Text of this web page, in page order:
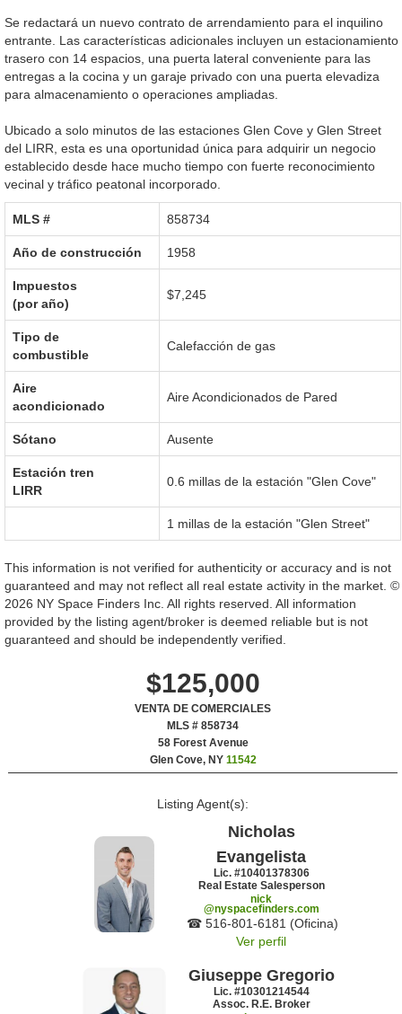
Se redactará un nuevo contrato de arrendamiento para el inquilino
entrante. Las características adicionales incluyen un estacionamiento
trasero con 14 espacios, una puerta lateral conveniente para las
entregas a la cocina y un garaje privado con una puerta elevadiza
para almacenamiento o operaciones ampliadas.
Ubicado a solo minutos de las estaciones Glen Cove y Glen Street
del LIRR, esta es una oportunidad única para adquirir un negocio
establecido desde hace mucho tiempo con fuerte reconocimiento
vecinal y tráfico peatonal incorporado.
MLS #‎ 858734
Año de construcción 1958
Impuestos
(por año)
$7,245
Tipo de
combustible
Calefacción de gas
Aire
acondicionado
Aire Acondicionados de Pared
Sótano Ausente
Estación tren
LIRR
0.6 millas de la estación "Glen Cove"
1 millas de la estación "Glen Street"
This information is not verified for authenticity or accuracy and is not
guaranteed and may not reflect all real estate activity in the market. ©
2026 NY Space Finders Inc. All rights reserved. All information
provided by the listing agent/broker is deemed reliable but is not
guaranteed and should be independently verified.
$125,000
VENTA DE COMERCIALES
MLS # 858734
‎58 Forest Avenue
Glen Cove, NY 11542
Listing Agent(s):‎
Nicholas
Evangelista
Lic. #‍10401378306
Real Estate Salesperson
nick
@nyspacefinders.com
☎ ‍516-801-6181 (Oficina)
Ver perfil
Giuseppe Gregorio
Lic. #‍10301214544
Assoc. R.E. Broker